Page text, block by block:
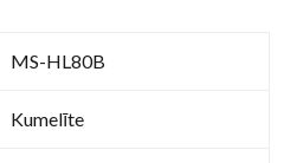
MS-HL80B
Kumelīte